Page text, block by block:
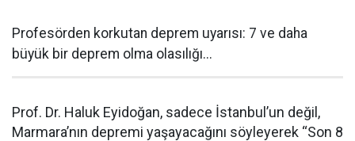
Profesörden korkutan deprem uyarısı: 7 ve daha
büyük bir deprem olma olasılığı...
Prof. Dr. Haluk Eyidoğan, sadece İstanbul’un değil,
Marmara’nın depremi yaşayacağını söyleyerek “Son 8